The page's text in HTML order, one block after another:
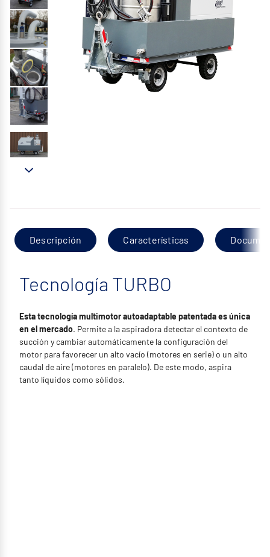
Descripción Características
Tecnología TURBO
Esta tecnología multimotor autoadaptable patentada es única
en el mercado. Permite a la aspiradora detectar el contexto de
succión y cambiar automáticamente la configuración del
motor para favorecer un alto vacío (motores en serie) o un alto
caudal de aire (motores en paralelo). De este modo, aspira
tanto líquidos como sólidos.